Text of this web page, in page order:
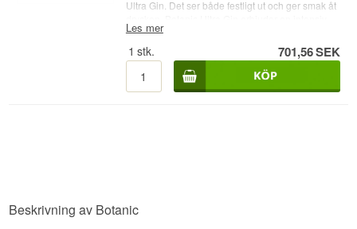
Ultra Gin. Det ser både festligt ut och ger smak åt
enbär i doften. Mycket intensitet i smaken av
enbär, koriander och kryddor. Balanserad med en
lång kryddig eftersmak.Se alla gin från Botanic
Gin här
. Destilleri: Williams & Humbert SA
Botanik: Enbär, korianderfrön och kryddor Land:
Les mer
1 stk. 701,56SEK
Beskrivning av Botanic